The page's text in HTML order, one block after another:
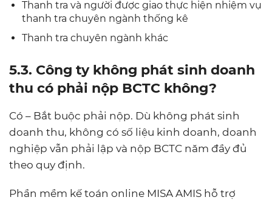
Thanh tra và người được giao thực hiện nhiệm vụ
thanh tra chuyên ngành thống kê
Thanh tra chuyên ngành khác
5.3. Công ty không phát sinh doanh
thu có phải nộp BCTC không?
Có – Bắt buộc phải nộp. Dù không phát sinh
doanh thu, không có số liệu kinh doanh, doanh
nghiệp vẫn phải lập và nộp BCTC năm đầy đủ
theo quy định.
Phần mềm kế toán online MISA AMIS hỗ trợ